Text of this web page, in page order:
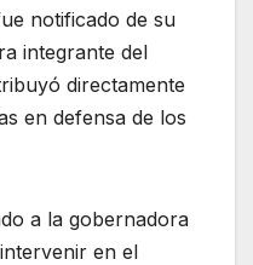
notificado de su
integrante del
directamente
en defensa de los
a la gobernadora
en el